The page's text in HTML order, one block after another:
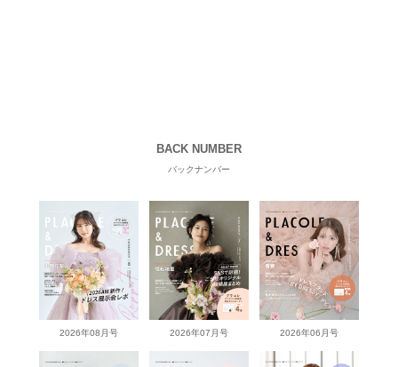
BACK NUMBER
バックナンバー
2026年08月号 2026年07月号 2026年06月号